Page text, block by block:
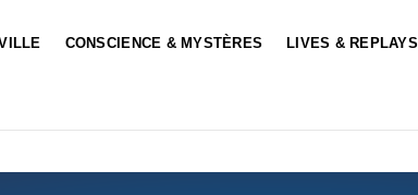
CONSCIENCE & MYSTÈRES LIVES & REPLAYS